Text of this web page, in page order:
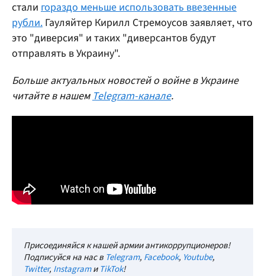
стали гораздо меньше использовать ввезенные
рубли. Гауляйтер Кирилл Стремоусов заявляет, что
это "диверсия" и таких "диверсантов будут
отправлять в Украину".
Больше актуальных новостей о войне в Украине
читайте в нашем Telegram-канале.
Присоединяйся к нашей армии антикоррупционеров!
Подписуйся на нас в Telegram, Facebook, Youtube,
Twitter, InstagramиTikTok!